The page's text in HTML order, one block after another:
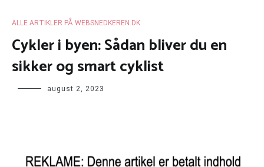
ALLE ARTIKLER PÅ WEBSNEDKEREN.DK
Cykler i byen: Sådan bliver du en
sikker og smart cyklist
august 2, 2023